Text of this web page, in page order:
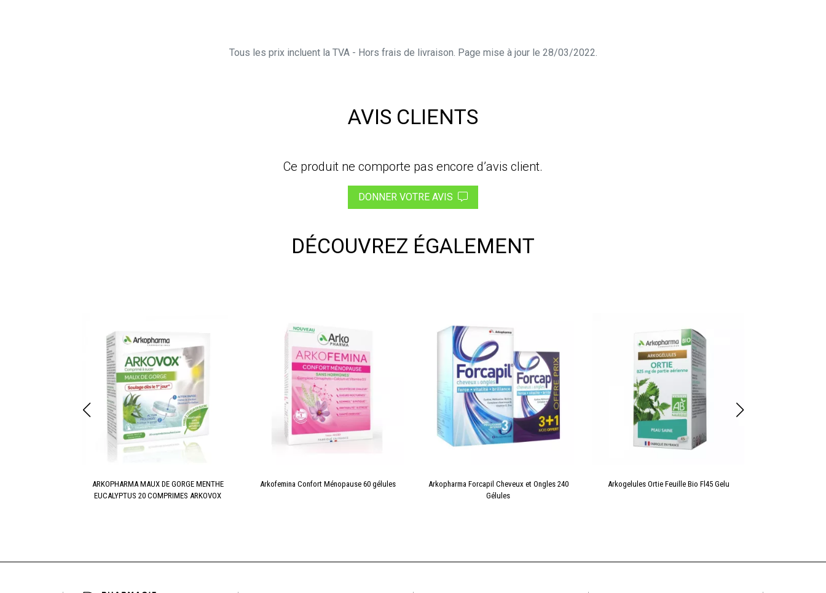
Tous les prix incluent la TVA - Hors frais de livraison. Page mise à jour le 28/03/2022.
AVIS CLIENTS
Ce produit ne comporte pas encore d’avis client.
DONNER VOTRE AVIS
DÉCOUVREZ ÉGALEMENT
ARKOPHARMA MAUX DE GORGE MENTHE
EUCALYPTUS 20 COMPRIMES ARKOVOX
Arkofemina Confort Ménopause 60 gélules
Arkopharma Forcapil Cheveux et Ongles 240
Gélules
Arkogelules Ortie Feuille Bio Fl45 Gelu